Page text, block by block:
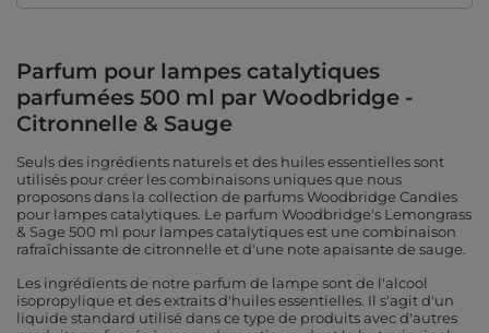
Parfum pour lampes catalytiques
parfumées 500 ml par Woodbridge -
Citronnelle & Sauge
Seuls des ingrédients naturels et des huiles essentielles sont
utilisés pour créer les combinaisons uniques que nous
proposons dans la collection de parfums Woodbridge Candles
pour lampes catalytiques. Le parfum Woodbridge's Lemongrass
& Sage 500 ml pour lampes catalytiques est une combinaison
rafraîchissante de citronnelle et d'une note apaisante de sauge.
Les ingrédients de notre parfum de lampe sont de l'alcool
isopropylique et des extraits d'huiles essentielles. Il s'agit d'un
liquide standard utilisé dans ce type de produits avec d'autres